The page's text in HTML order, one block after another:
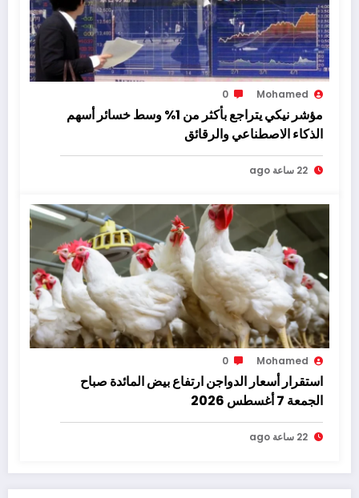
Mohamed
0
مؤشر نيكي يتراجع بأكثر من 1% وسط خسائر أسهم
الذكاء الاصطناعي والرقائق
22 ساعة ago
Mohamed
0
استقرار أسعار الدواجن ارتفاع بيض المائدة صباح
الجمعة 7 أغسطس 2026
22 ساعة ago